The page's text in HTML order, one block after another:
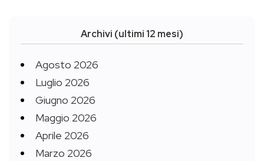
Archivi (ultimi 12 mesi)
Agosto 2026
Luglio 2026
Giugno 2026
Maggio 2026
Aprile 2026
Marzo 2026